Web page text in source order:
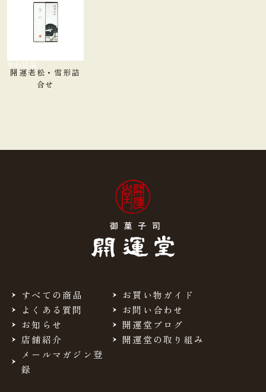
品切れ中
開運老松・雪形詰
合せ
すべての商品
お買い物ガイド
よくある質問
お問い合わせ
お知らせ
開運堂ブログ
店舗紹介
開運堂の取り組み
メールマガジン登
録